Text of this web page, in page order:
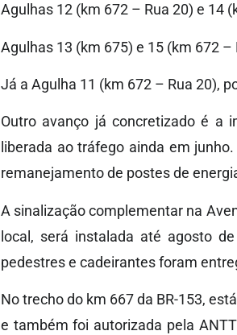
Agulhas 12 (km 672 – Rua 20) e 14
Agulhas 13 (km 675) e 15 (km 672
Já a Agulha 11 (km 672 – Rua 20),
Outro avanço já concretizado é a
liberada ao tráfego ainda em
remanejamento de postes de
A sinalização complementar na
local, será instalada até agosto
pedestres e cadeirantes foram
No trecho do km 667 da BR-153,
e também foi autorizada pela